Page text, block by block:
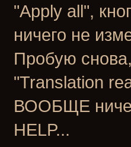
"Apply all",
ничего не
Пробую
"Translation
ВООБЩЕ
HELP...